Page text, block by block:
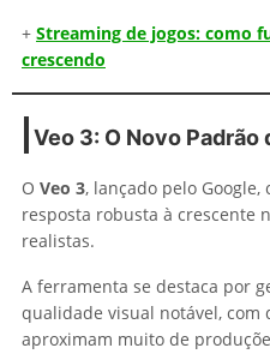
+ Streaming de jogos: como
crescendo
Veo 3: O Novo Padrão
O Veo 3, lançado pelo
resposta robusta à crescente
realistas.
A ferramenta se destaca por
qualidade visual notável, com
aproximam muito de